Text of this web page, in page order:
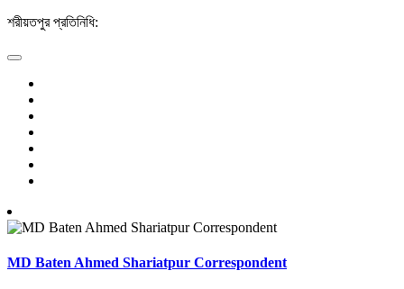
শরীয়তপুর প্রতিনিধি:
MD Baten Ahmed Shariatpur Correspondent